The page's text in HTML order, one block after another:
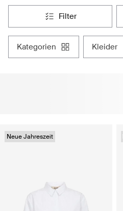
filter
kategorien kleider
Neue Jahreszeit